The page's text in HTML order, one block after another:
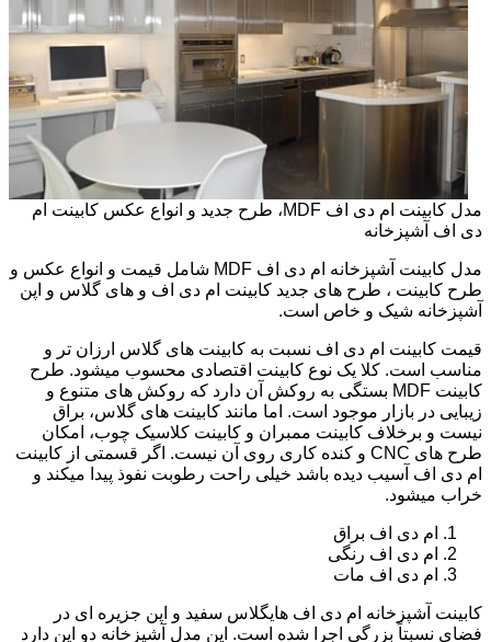
مدل کابینت ام دی اف MDF، طرح جدید و انواع عکس کابینت ام
دی اف آشپزخانه
مدل کابینت آشپزخانه ام دی اف MDF شامل قیمت و انواع عکس و
طرح کابینت ، طرح های جدید کابینت ام دی اف و های گلاس و اپن
آشپزخانه شیک و خاص است.
قیمت کابینت ام دی اف نسبت به کابینت های گلاس ارزان تر و
مناسب است. کلا یک نوع کابینت اقتصادی محسوب میشود. طرح
کابینت MDF بستگی به روکش آن دارد که روکش های متنوع و
زیبایی در بازار موجود است. اما مانند کابینت های گلاس، براق
نیست و برخلاف کابینت ممبران و کابینت کلاسیک چوب، امکان
طرح های CNC و کنده کاری روی آن نیست. اگر قسمتی از کابینت
ام دی اف آسیب دیده باشد خیلی راحت رطوبت نفوذ پیدا میکند و
خراب میشود.
ام دی اف براق
ام دی اف رنگی
ام دی اف مات
کابینت آشپزخانه ام دی اف هایگلاس سفید و اپن جزیره ای در
فضای نسبتاً بزرگی اجرا شده است. این مدل آشپزخانه دو اپن دارد